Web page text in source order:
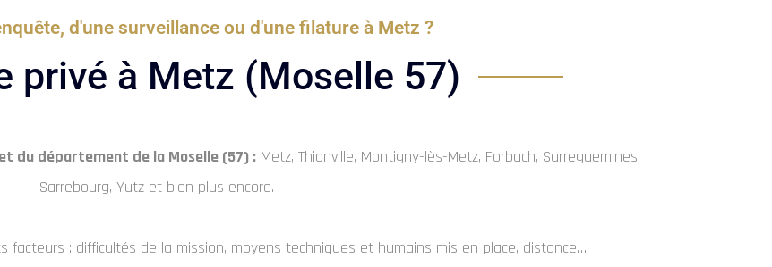
d'une surveillance ou d'une filature à Metz ?
privé à Metz (Moselle 57)
du département de la Moselle (57) :Metz, Thionville, Montigny-lès-Metz, Forbach, Sarreguemines,
Sarrebourg, Yutz et bien plus encore.
: difficultés de la mission, moyens techniques et humains mis en place, distance…